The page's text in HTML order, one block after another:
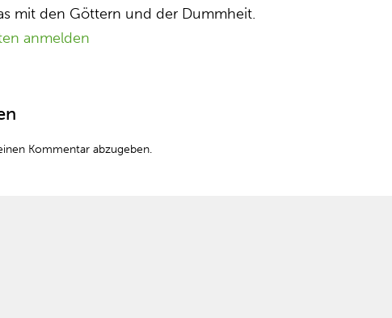
mit den Göttern und der Dummheit.
anmelden
Kommentar abzugeben.